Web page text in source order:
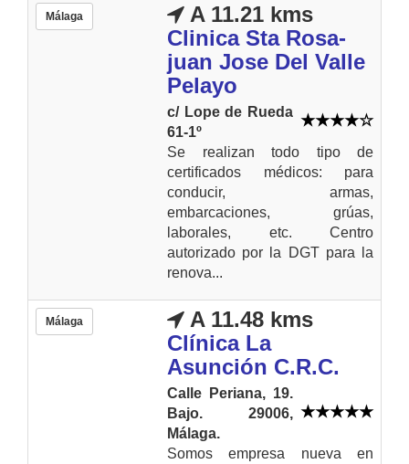
Málaga
A 11.21 kms
Clinica Sta Rosa-
juan Jose Del Valle
Pelayo
c/ Lope de Rueda
61-1º
Se realizan todo tipo de
certificados médicos: para
conducir, armas,
embarcaciones, grúas,
laborales, etc. Centro
autorizado por la DGT para la
renova...
Málaga
A 11.48 kms
Clínica La
Asunción C.R.C.
Calle Periana, 19.
Bajo. 29006,
Málaga.
Somos empresa nueva en